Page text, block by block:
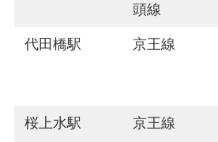
頭線
代田橋駅 京王線
桜上水駅 京王線